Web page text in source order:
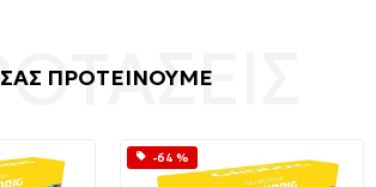
ΣΑΣ ΠΡΟΤΕΙΝΟΥΜΕ
-64 %